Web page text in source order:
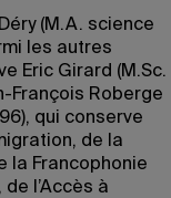
(M.A. science
les autres
Eric Girard (M.Sc.
François Roberge
qui conserve
de la
la Francophonie
l’Accès à